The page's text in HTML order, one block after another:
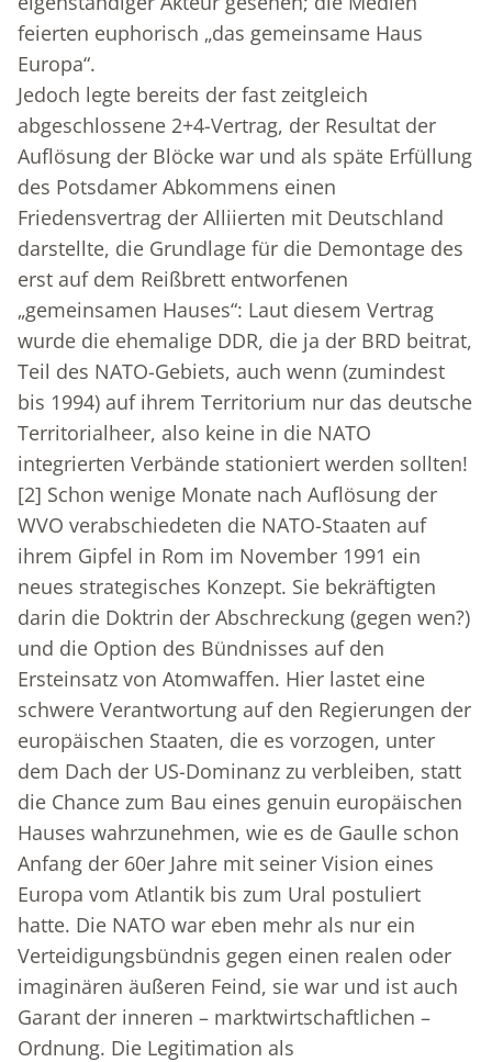
feierten euphorisch „das gemeinsame Haus
Europa“.
Jedoch legte bereits der fast zeitgleich
abgeschlossene 2+4-Vertrag, der Resultat der
Auflösung der Blöcke war und als späte Erfüllung
des Potsdamer Abkommens einen
Friedensvertrag der Alliierten mit Deutschland
darstellte, die Grundlage für die Demontage des
erst auf dem Reißbrett entworfenen
„gemeinsamen Hauses“: Laut diesem Vertrag
wurde die ehemalige DDR, die ja der BRD beitrat,
Teil des NATO-Gebiets, auch wenn (zumindest
bis 1994) auf ihrem Territorium nur das deutsche
Territorialheer, also keine in die NATO
integrierten Verbände stationiert werden sollten!
[2] Schon wenige Monate nach Auflösung der
WVO verabschiedeten die NATO-Staaten auf
ihrem Gipfel in Rom im November 1991 ein
neues strategisches Konzept. Sie bekräftigten
darin die Doktrin der Abschreckung (gegen wen?)
und die Option des Bündnisses auf den
Ersteinsatz von Atomwaffen. Hier lastet eine
schwere Verantwortung auf den Regierungen der
europäischen Staaten, die es vorzogen, unter
dem Dach der US-Dominanz zu verbleiben, statt
die Chance zum Bau eines genuin europäischen
Hauses wahrzunehmen, wie es de Gaulle schon
Anfang der 60er Jahre mit seiner Vision eines
Europa vom Atlantik bis zum Ural postuliert
hatte. Die NATO war eben mehr als nur ein
Verteidigungsbündnis gegen einen realen oder
imaginären äußeren Feind, sie war und ist auch
Garant der inneren – marktwirtschaftlichen –
Ordnung. Die Legitimation als